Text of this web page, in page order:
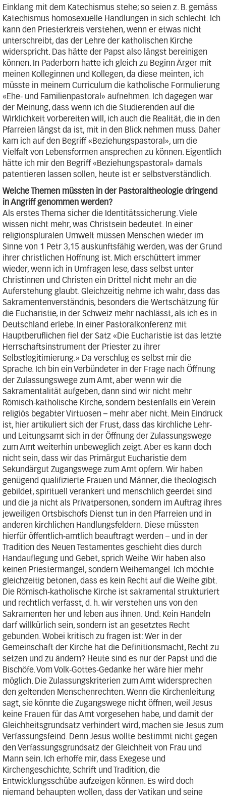
Einklang mit dem Katechismus stehe; so seien z. B. gemäss
Katechismus homosexuelle Handlungen in sich schlecht. Ich
kann den Priesterkreis verstehen, wenn er etwas nicht
unterschreibt, das der Lehre der katholischen Kirche
widerspricht. Das hätte der Papst also längst bereinigen
können. In Paderborn hatte ich gleich zu Beginn Ärger mit
meinen Kolleginnen und Kollegen, da diese meinten, ich
müsste in meinem Curriculum die katholische Formulierung
«Ehe- und Familienpastoral» aufnehmen. Ich dagegen war
der Meinung, dass wenn ich die Studierenden auf die
Wirklichkeit vorbereiten will, ich auch die Realität, die in den
Pfarreien längst da ist, mit in den Blick nehmen muss. Daher
kam ich auf den Begriff «Beziehungspastoral», um die
Vielfalt von Lebensformen ansprechen zu können. Eigentlich
hätte ich mir den Begriff «Beziehungspastoral» damals
patentieren lassen sollen, heute ist er selbstverständlich.
Welche Themen müssten in der Pastoraltheologie dringend
in Angriff genommen werden?
Als erstes Thema sicher die Identitätssicherung. Viele
wissen nicht mehr, was Christsein bedeutet. In einer
religionspluralen Umwelt müssen Menschen wieder im
Sinne von 1 Petr 3,15 auskunftsfähig werden, was der Grund
ihrer christlichen Hoffnung ist. Mich erschüttert immer
wieder, wenn ich in Umfragen lese, dass selbst unter
Christinnen und Christen ein Drittel nicht mehr an die
Auferstehung glaubt. Gleichzeitig nehme ich wahr, dass das
Sakramentenverständnis, besonders die Wertschätzung für
die Eucharistie, in der Schweiz mehr nachlässt, als ich es in
Deutschland erlebe. In einer Pastoralkonferenz mit
Hauptberuflichen fiel der Satz «Die Eucharistie ist das letzte
Herrschaftsinstrument der Priester zu ihrer
Selbstlegitimierung.» Da verschlug es selbst mir die
Sprache. Ich bin ein Verbündeter in der Frage nach Öffnung
der Zulassungswege zum Amt, aber wenn wir die
Sakramentalität aufgeben, dann sind wir nicht mehr
Römisch-katholische Kirche, sondern bestenfalls ein Verein
religiös begabter Virtuosen – mehr aber nicht. Mein Eindruck
ist, hier artikuliert sich der Frust, dass das kirchliche Lehr-
und Leitungsamt sich in der Öffnung der Zulassungswege
zum Amt weiterhin unbeweglich zeigt. Aber es kann doch
nicht sein, dass wir das Primärgut Eucharistie dem
Sekundärgut Zugangswege zum Amt opfern. Wir haben
genügend qualifizierte Frauen und Männer, die theologisch
gebildet, spirituell verankert und menschlich geerdet sind
und die ja nicht als Privatpersonen, sondern im Auftrag ihres
jeweiligen Ortsbischofs Dienst tun in den Pfarreien und in
anderen kirchlichen Handlungsfeldern. Diese müssten
hierfür öffentlich-amtlich beauftragt werden – und in der
Tradition des Neuen Testamentes geschieht dies durch
Handauflegung und Gebet, sprich Weihe. Wir haben also
keinen Priestermangel, sondern Weihemangel. Ich möchte
gleichzeitig betonen, dass es kein Recht auf die Weihe gibt.
Die Römisch-katholische Kirche ist sakramental strukturiert
und rechtlich verfasst, d. h. wir verstehen uns von den
Sakramenten her und leben aus ihnen. Und: Kein Handeln
darf willkürlich sein, sondern ist an gesetztes Recht
gebunden. Wobei kritisch zu fragen ist: Wer in der
Gemeinschaft der Kirche hat die Definitionsmacht, Recht zu
setzen und zu ändern? Heute sind es nur der Papst und die
Bischöfe. Vom Volk-Gottes-Gedanke her wäre hier mehr
möglich. Die Zulassungskriterien zum Amt widersprechen
den geltenden Menschenrechten. Wenn die Kirchenleitung
sagt, sie könnte die Zugangswege nicht öffnen, weil Jesus
keine Frauen für das Amt vorgesehen habe, und damit der
Gleichheitsgrundsatz verhindert wird, machen sie Jesus zum
Verfassungsfeind. Denn Jesus wollte bestimmt nicht gegen
den Verfassungsgrundsatz der Gleichheit von Frau und
Mann sein. Ich erhoffe mir, dass Exegese und
Kirchengeschichte, Schrift und Tradition, die
Entwicklungsschübe aufzeigen können. Es wird doch
niemand behaupten wollen, dass der Vatikan und seine